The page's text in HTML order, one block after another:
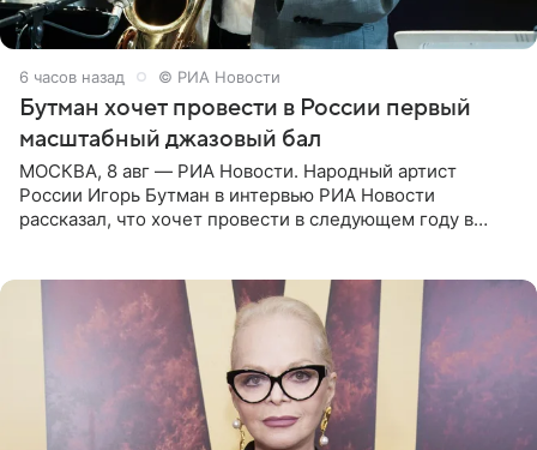
6 часов назад © РИА Новости
Бутман хочет провести в России первый
масштабный джазовый бал
МОСКВА, 8 авг — РИА Новости. Народный артист
России Игорь Бутман в интервью РИА Новости
рассказал, что хочет провести в следующем году в